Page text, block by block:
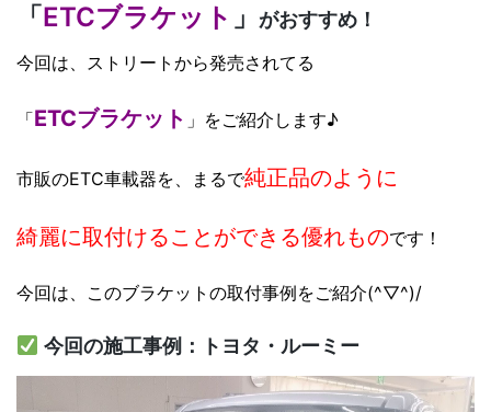
「ETCブラケット 」 がおすすめ！
今回は、ストリートから発売されてる
「ETCブラケット 」をご紹介します♪
市販のETC車載器を、まるで純正品のように
綺麗に取付けることができる優れものです！
今回は、このブラケットの取付事例をご紹介(^▽^)/
今回の施工事例：トヨタ・ルーミー